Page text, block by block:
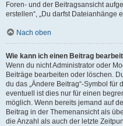
Foren- und der Beitragsansicht
erstellen“, „Du darfst Dateianhänge
Nach oben
Wie kann ich einen Beitrag
Wenn du nicht Administrator oder
Beiträge bearbeiten oder löschen.
du das „Ändere Beitrag“-Symbol
eventuell ist dies nur für einen
möglich. Wenn bereits jemand auf
Beitrag in der Themenansicht als
die Anzahl als auch der letzte